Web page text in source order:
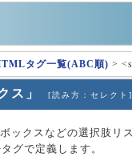
タグ一覧(ABC順) >
ス」 [読み方：セレクト]
ックスなどの選択肢リ
タグで定義します。